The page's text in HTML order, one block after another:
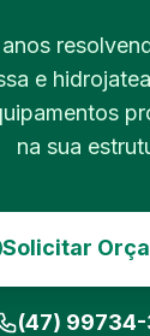
e
na sua
Solicitar
(47)